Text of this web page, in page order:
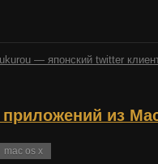
— японский twitter
из
mac os x